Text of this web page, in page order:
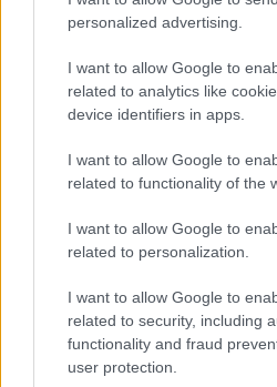
personalized advertising.
I want to allow Google to
related to analytics like
device identifiers in apps.
I want to allow Google to
related to functionality of the
I want to allow Google to
related to personalization.
I want to allow Google to
related to security, including
functionality and fraud
user protection.
Guida step-by-step per
credibile e glam